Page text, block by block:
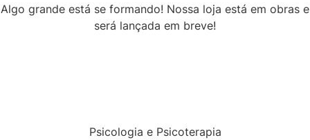
Algo grande está se formando! Nossa loja está em obras e
será lançada em breve!
Psicologia e Psicoterapia